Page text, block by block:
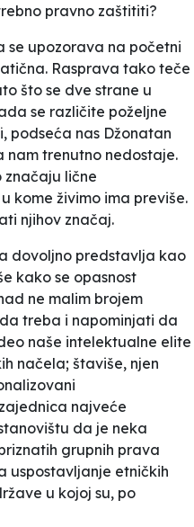
pravno zaštititi?
se upozorava na početni
Rasprava tako teče
što se dve strane u
se različite poželjne
podseća nas Džonatan
nam trenutno nedostaje.
značaju lične
kome živimo ima previše.
njihov značaj.
dovoljno predstavlja kao
kako se opasnost
ne malim brojem
treba i napominjati da
naše intelektualne elite
načela; štaviše, njen
najveće
da je neka
grupnih prava
uspostavljanje etničkih
u kojoj su, po